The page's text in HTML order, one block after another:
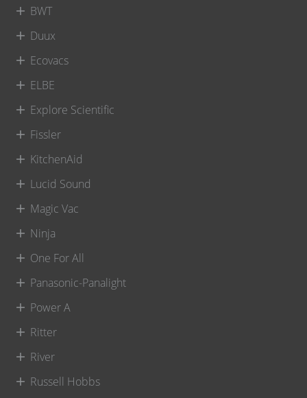
BWT
Duux
Ecovacs
ELBE
Explore Scientific
Fissler
KitchenAid
Lucid Sound
Magic Vac
Ninja
One For All
Panasonic-Panalight
Power A
Ritter
River
Russell Hobbs